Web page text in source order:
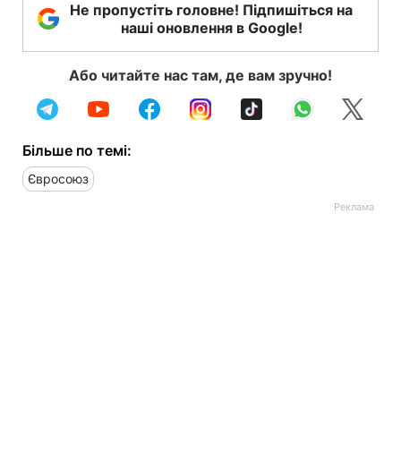
Не пропустіть головне! Підпишіться на
наші оновлення в Google!
Або читайте нас там, де вам зручно!
Більше по темі:
Євросоюз